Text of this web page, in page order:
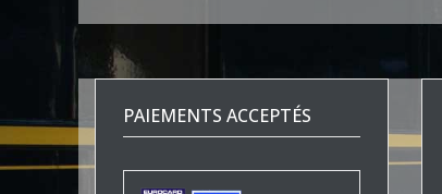
PAIEMENTS ACCEPTÉS